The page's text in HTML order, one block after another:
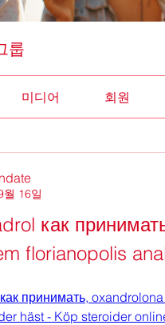
룹
미디어 회원
월 16일
как
florianopolis
принимать,
häst - Köp steroider